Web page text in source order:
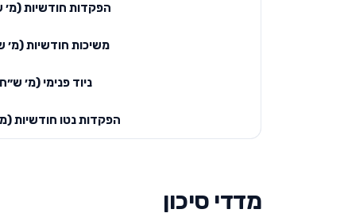
הפקדות חודשיות
משיכות חודשיות (מ׳
ניוד פנימי (מ׳
הפקדות נטו חודשיות
מדדי סיכון